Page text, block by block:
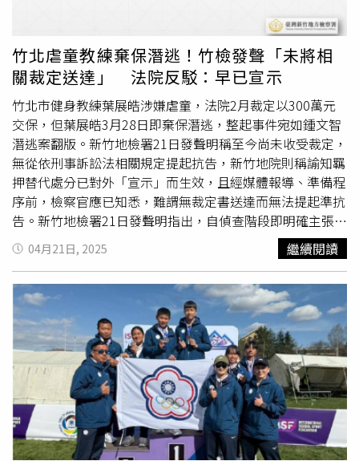
生命力。一邊是恩貢山丘，另一邊是美麗的肯亞山峰。這兩
座山把袋子撐在一起。而內部的枝枒，就像生命在縫隙中竄
生而出。這不只是一個包包，它是一件雕塑。」（圖／品牌
提供） Peekaboo包自2008年由 Silvia Venturini Fendi 設計
問世以來，儼然成為羅馬工藝精神與 FENDI 女性特質間的
經典象徵！Peekaboo早已不只是時尚配件，更是品牌精神
與藝術語彙的載體。不斷推出新式樣，於比例、穿搭實用
性、材質與工藝層面持續探索，展現出無限的可能與當代風
格演進。此次與 Wangechi Mutu 的夢幻聯動，是 FENDI 自
2014 年啟動的藝術家合作計畫中的最新力作，再次將手袋
推向藝術高度。（圖／品牌提供）
竹北虐童教練棄保潛逃！竹檢發聲「未將相
關裁定送達」 法院反駁：早已宣示
竹北市健身教練葉展皓涉嫌虐童，法院2月裁定以300萬元
交保，但葉展皓3月28日即棄保潛逃，整起事件宛如鍾文智
潛逃案翻版。新竹地檢署21日發聲明稱至今尚未收受裁定，
無從依刑事訴訟法相關規定提起抗告，新竹地院則稱諭知羈
押替代處分已對外「宣示」而生效，且經媒體報導、準備程
序前，檢察官應已知悉，難謂無裁定書送達而無法提起準抗
告。新竹地檢署21日發聲明指出，自偵查階段即明確主張應
對葉展皓聲請羈押並禁止接見通信，但法院於移審當日逕行
裁定釋放被告，既未通知新竹地檢署檢察官到庭表達意見，
亦未將相關裁定送達，致新竹地檢署無從行使抗告等合法救
濟。但新竹地院隨即發文回應，法官於2月5日為移審訊問
後，由法官當庭諭知葉展皓、葉博爾
分別以新台幣300萬
元、100萬元交保、均限制住居及定期向派出所報到之處
分，並記明於筆錄，此諭知羈押替代處分已對外「宣示」而
生效。新竹地院指出，依刑事訴訟法第406條但書規定「裁
定經宣示者，宣示後送達前之抗告，亦有效力」，雖未另行
將筆錄送達檢察官，但法院作成上開處分後，當日即有媒體
進行報導，法院亦已於3月19日，就100萬元交保的葉博爾
進行準備程序，檢察官至遲於準備程序前當已藉由閱覽卷證
04月21日, 2025 繼續閱讀